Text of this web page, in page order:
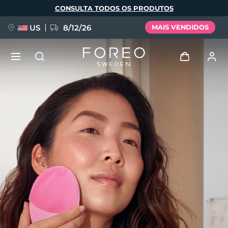
principal
CONSULTA TODOS OS PRODUTOS
US 8/12/26 MAIS VENDIDOS
Perfil de usuário
Meus aparelhos
Meus pedidos
Meus endereços
As minhas subscrições
NOVIDADE
FAQ™ Pure Beauty-Tech Elixir
BREAKING NEWS
issa™ Teeth Whitening Set
Idioma
English Deutsch
Español
Français
Italiano
Português
Polski
Svenska
Русский
Türkçe
简体中文 繁體中文